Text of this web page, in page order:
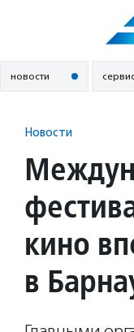
новости
Новости
кино
в